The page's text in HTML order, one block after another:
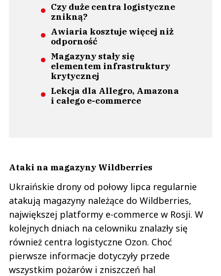
Czy duże centra logistyczne
znikną?
Awiaria kosztuje więcej niż
odporność
Magazyny stały się
elementem infrastruktury
krytycznej
Lekcja dla Allegro, Amazona
i całego e-commerce
Ataki na magazyny Wildberries
Ukraińskie drony od połowy lipca regularnie
atakują magazyny należące do Wildberries,
największej platformy e-commerce w Rosji. W
kolejnych dniach na celowniku znalazły się
również centra logistyczne Ozon. Choć
pierwsze informacje dotyczyły przede
wszystkim pożarów i zniszczeń hal